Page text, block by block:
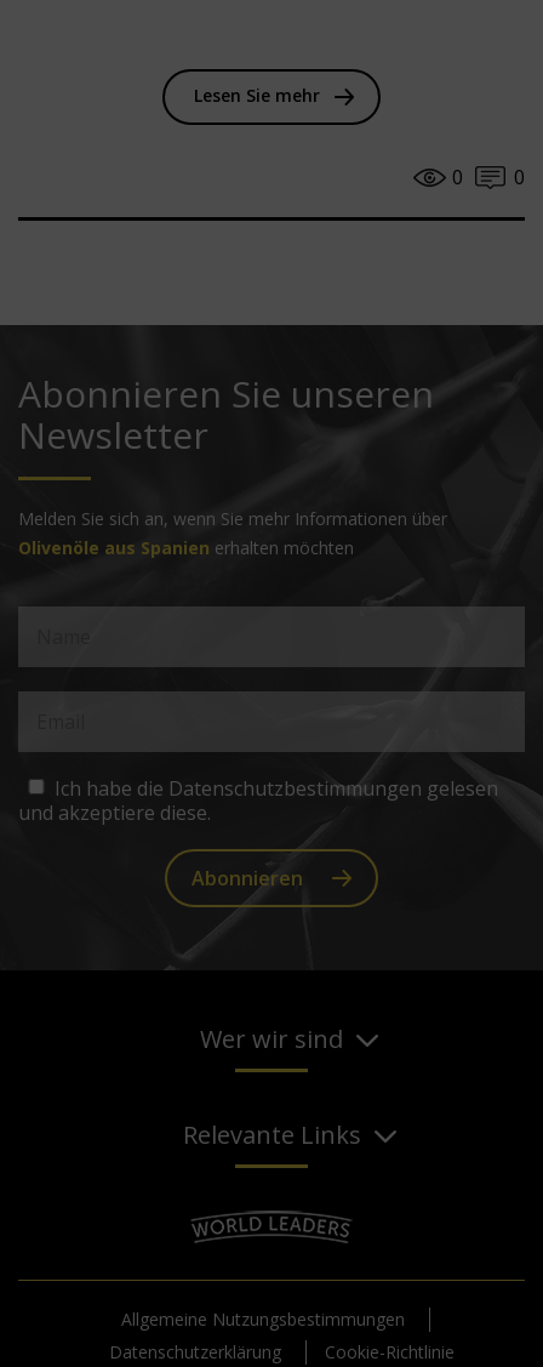
Lesen Sie mehr
0
0
Ich habe die Datenschutzbestimmungen gelesen
und akzeptiere diese.
Abonnieren
Abonnieren Sie unseren
Newsletter
Melden Sie sich an, wenn Sie mehr Informationen über
Olivenöle aus Spanien erhalten möchten
Wer wir sind
Relevante Links
Allgemeine Nutzungsbestimmungen
Datenschutzerklärung
Cookie-Richtlinie